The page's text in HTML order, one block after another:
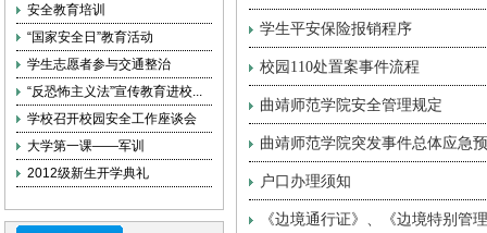
安全教育培训
“国家安全日”教育活动
学生志愿者参与交通整治
“反恐怖主义法”宣传教育进校...
学校召开校园安全工作座谈会
大学第一课——军训
2012级新生开学典礼
学生平安保险报销程序
校园110处置案事件流程
曲靖师范学院安全管理规定
曲靖师范学院突发事件总体应急
户口办理须知
《边境通行证》、《边境特别管